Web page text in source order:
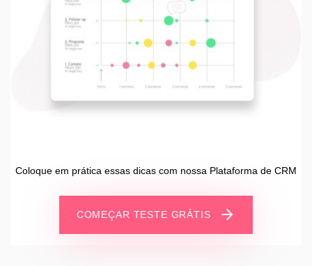
Coloque em prática essas dicas com nossa Plataforma de CRM
COMEÇAR TESTE GRÁTIS